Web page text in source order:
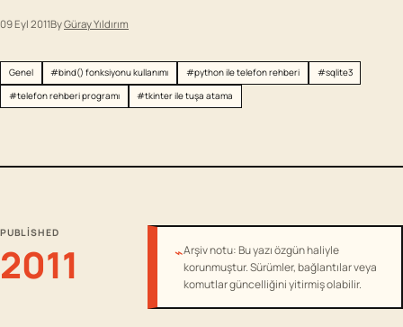
09 Eyl 2011ByGüray Yıldırım
Genel #bind() fonksiyonu kullanımı #python ile telefon rehberi
#sqlite3
#telefon rehberi programı
#tkinter ile tuşa atama
PUBLISHED
2011 ⌁Arşiv notu: Bu yazı özgün haliyle
korunmuştur. Sürümler, bağlantılar veya
komutlar güncelliğini yitirmiş olabilir.